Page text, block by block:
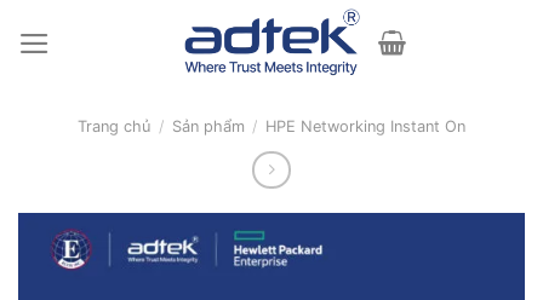
Trang chủ / Sản phẩm / HPE Networking Instant On